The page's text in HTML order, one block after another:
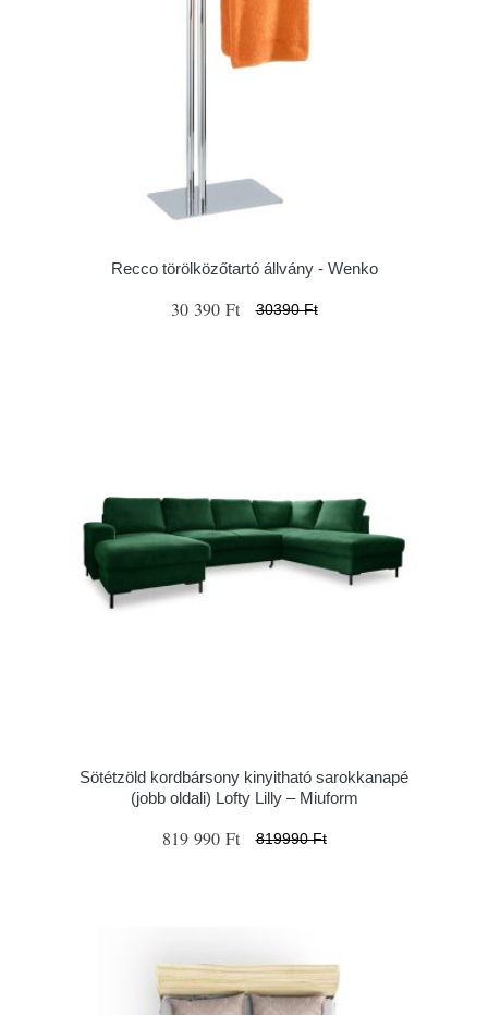
Recco törölközőtartó állvány - Wenko
30 390 Ft 30390 Ft
Sötétzöld kordbársony kinyitható sarokkanapé
(jobb oldali) Lofty Lilly – Miuform
819 990 Ft 819990 Ft